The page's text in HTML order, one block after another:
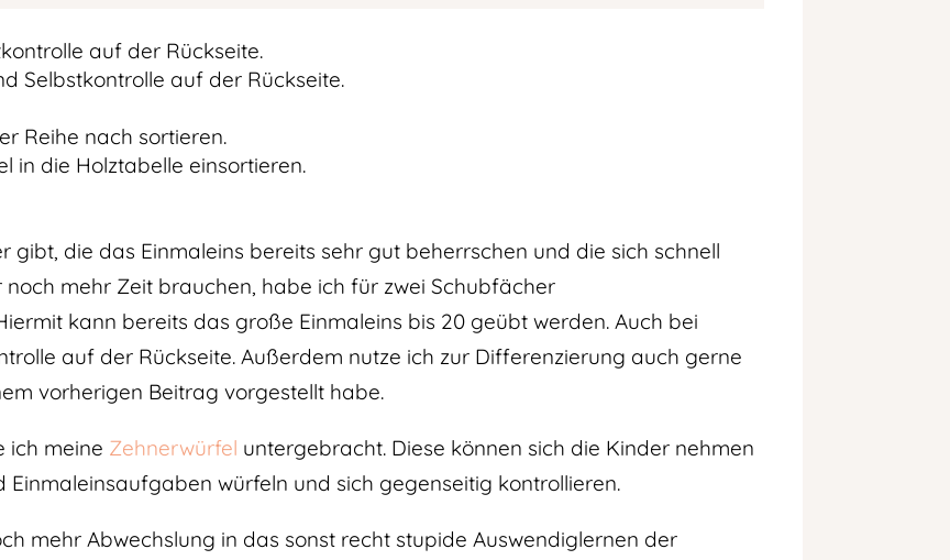
auf der Rückseite.
Selbstkontrolle auf der Rückseite.
Reihe nach sortieren.
in die Holztabelle einsortieren.
gibt, die das Einmaleins bereits sehr gut beherrschen und die sich schnell
mehr Zeit brauchen, habe ich für zwei Schubfächer
kann bereits das große Einmaleins bis 20 geübt werden. Auch bei
auf der Rückseite. Außerdem nutze ich zur Differenzierung auch gerne
vorherigen Beitrag vorgestellt habe.
ich meine Zehnerwürfel untergebracht. Diese können sich die Kinder nehmen
würfeln und sich gegenseitig kontrollieren.
mehr Abwechslung in das sonst recht stupide Auswendiglernen der